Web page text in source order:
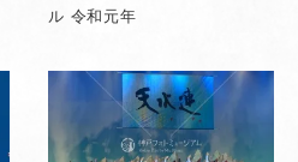
ル 令和元年